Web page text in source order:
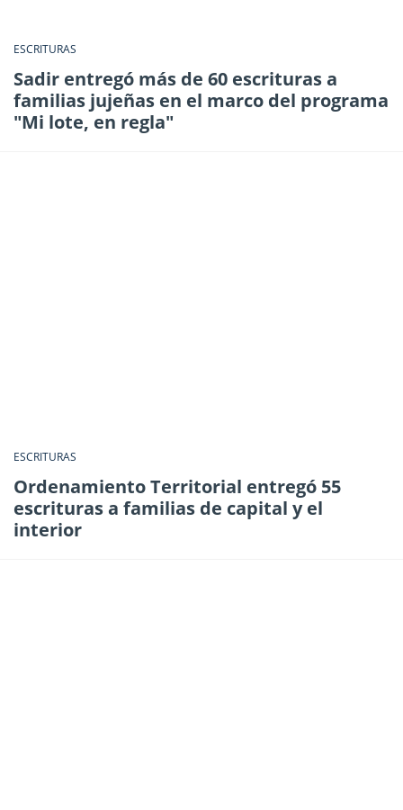
ESCRITURAS
Sadir entregó más de 60 escrituras a
familias jujeñas en el marco del programa
"Mi lote, en regla"
ESCRITURAS
Ordenamiento Territorial entregó 55
escrituras a familias de capital y el
interior